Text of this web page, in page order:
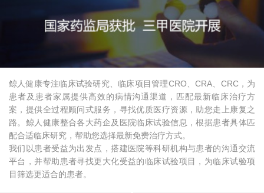
鲸人健康专注临床试验研究、临床项目管理CRO、CRA、CRC，为
患者及患者家属提供高效的病情沟通渠道，匹配最新临床治疗方
案，提供全过程顾问式服务，寻找优质医疗资源，助您走上康复之
路。鲸人健康整合各大药企及医院临床试验信息，根据患者具体匹
配合适临床研究，帮助您选择最新免费治疗方式。
我们以患者受益为出发点，搭建医院等科研机构与患者的沟通交流
平台，并帮助患者寻找更大化受益的临床试验项目，为临床试验项
目筛选更适合的患者。